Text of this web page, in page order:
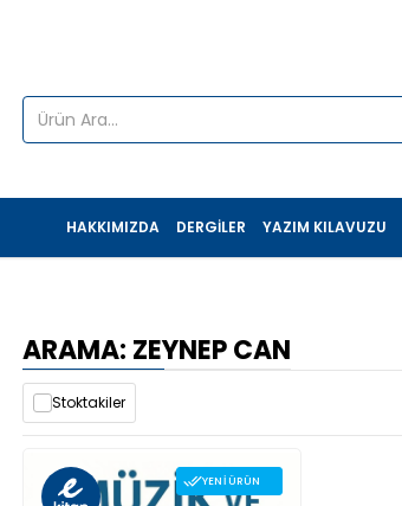
YAZIM KILAVUZU
DERGILER
HAKKIMIZDA
ARAMA: ZEYNEP CAN
Stoktakiler
YENI ÜRÜN